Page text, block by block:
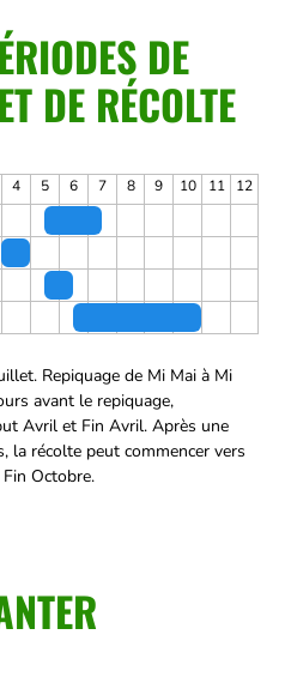
DE
DE RÉCOLTE
4 5 6 7 8 9 10 11
12
Repiquage de Mi Mai à Mi
avant le repiquage,
Avril et Fin Avril. Après une
la récolte peut commencer vers
Octobre.